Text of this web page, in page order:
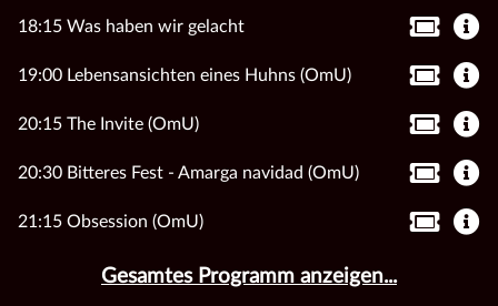
18:15 Was haben wir gelacht
19:00 Lebensansichten eines Huhns (OmU)
20:15 The Invite (OmU)
20:30 Bitteres Fest - Amarga navidad (OmU)
21:15 Obsession (OmU)
Gesamtes Programm anzeigen...